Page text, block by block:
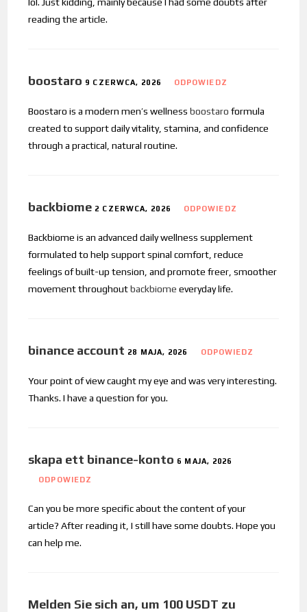
reading the article.
boostaro 9 CZERWCA, 2026 ODPOWIEDZ
Boostaro is a modern men’s wellnessboostaro formula
created to support daily vitality, stamina, and confidence
through a practical, natural routine.
backbiome 2 CZERWCA, 2026 ODPOWIEDZ
Backbiome is an advanced daily wellness supplement
formulated to help support spinal comfort, reduce
feelings of built-up tension, and promote freer, smoother
movement throughoutbackbiome everyday life.
binance account 28 MAJA, 2026 ODPOWIEDZ
Your point of view caught my eye and was very interesting.
Thanks. I have a question for you.
skapa ett binance-konto 6 MAJA, 2026
ODPOWIEDZ
Can you be more specific about the content of your
article? After reading it, I still have some doubts. Hope you
can help me.
Melden Sie sich an, um 100 USDT zu